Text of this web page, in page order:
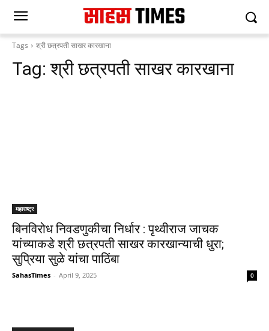
Tags श्री छत्रपती साखर कारखाना
Tag:श्री छत्रपती साखर कारखाना
महाराष्ट्र
बिनविरोध निवडणुकीचा निर्धार : पृथ्वीराज जाचक
यांच्याकडे श्री छत्रपती साखर कारखान्याची धुरा;
सुप्रिया सुळे यांचा पाठिंबा
SahasTimes - April 9, 2025 0